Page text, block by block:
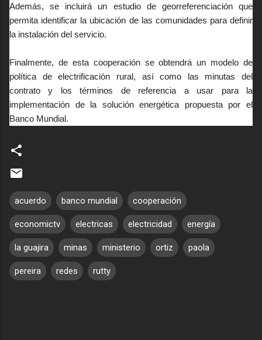
Además, se incluirá un estudio de georreferenciación que
permita identificar la ubicación de las comunidades para definir
la instalación del servicio.
Finalmente, de esta cooperación se obtendrá un modelo de
política de electrificación rural, así como las minutas del
contrato y los términos de referencia a usar para la
implementación de la solución energética propuesta por el
Banco Mundial.
acuerdo banco mundial cooperación
economictv electricas electricidad energía
la guajira minas ministerio ortiz paola
pereira redes rutty